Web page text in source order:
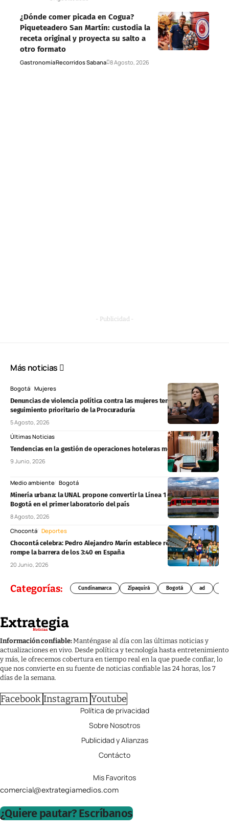
¿Dónde comer picada en Cogua?
Piqueteadero San Martín: custodia la
receta original y proyecta su salto a
otro formato
GastronomíaRecorridos Sabana 8 Agosto, 2026
- Publicidad -
Más noticias
Bogotá Mujeres
Denuncias de violencia política contra las mujeres tendrán
seguimiento prioritario de la Procuraduría
5 Agosto, 2026
Últimas Noticias
Tendencias en la gestión de operaciones hoteleras modernas
9 Junio, 2026
Medio ambiente Bogotá
Minería urbana: la UNAL propone convertir la Línea 1 del Metro de
Bogotá en el primer laboratorio del país
8 Agosto, 2026
Chocontá Deportes
Chocontá celebra: Pedro Alejandro Marín establece récord nacional y
rompe la barrera de los 3:40 en España
20 Junio, 2026
Categorías: Cundinamarca Zipaquirá Bogotá ad
Información confiable:Manténgase al día con las últimas noticias y
actualizaciones en vivo. Desde política y tecnología hasta entretenimiento
y más, le ofrecemos cobertura en tiempo real en la que puede confiar, lo
que nos convierte en su fuente de noticias confiable las 24 horas, los 7
días de la semana.
Facebook Instagram Youtube
Política de privacidad
Sobre Nosotros
Publicidad y Alianzas
Contácto
Mis Favoritos
comercial@extrategiamedios.com
¿Quiere pautar? Escríbanos